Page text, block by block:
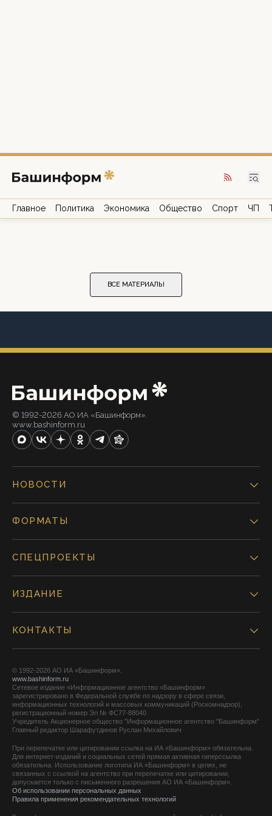
Главное Политика Экономика Общество Спорт ЧП
ВСЕ МАТЕРИАЛЫ
© 1992-2026 АО ИА «Башинформ».
www.bashinform.ru
НОВОСТИ
ФОРМАТЫ
СПЕЦПРОЕКТЫ
ИЗДАНИЕ
КОНТАКТЫ
© 1992-2026 АО ИА «Башинформ».
www.bashinform.ru
Сетевое издание «Информационное агентство «Башинформ»
зарегистрировано в Федеральной службе по надзору в сфере связи,
информационных технологий и массовых коммуникаций (Роскомнадзор),
регистрационный номер Эл № ФС77-88040
Учредитель Акционерное общество "Информационное агентство "Башинформ"
Главный редактор Шарафутдинов Руслан Михайлович
При перепечатке или цитировании ссылка на ИА «Башинформ» обязательна.
Для интернет-изданий и социальных сетей прямая активная гиперссылка
обязательна. Использование логотипа ИА «Башинформ» в целях, не
связанных с ссылкой на агентство при перепечатке или цитировании,
допускается только с письменного разрешения АО ИА «Башинформ».
Об использовании персональных данных
Правила применения рекомендательных технологий